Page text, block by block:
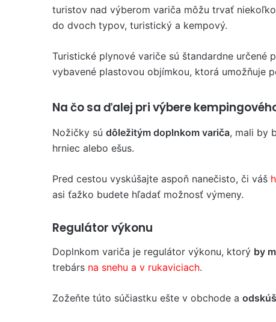
turistov nad výberom variča môžu trvať
do dvoch typov, turistický a kempový.
Turistické plynové variče sú štandardne určené
vybavené plastovou objímkou, ktorá ​​umožňuje
Na čo sa ďalej pri výbere
Nožičky sú dôležitým doplnkom variča, mali by
hrniec alebo ešus.
Pred cestou vyskúšajte aspoň nanečisto, či váš
asi ťažko budete hľadať možnosť výmeny.
Regulátor výkonu
Doplnkom variča je regulátor výkonu, ktorý by
trebárs na snehu a v rukaviciach.
Zožeňte túto súčiastku ešte v obchode a